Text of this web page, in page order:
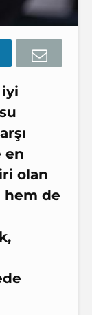
en
olan
hem de